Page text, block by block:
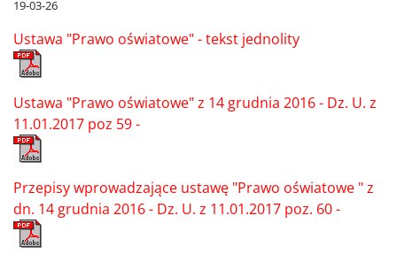
19-03-26
Ustawa "Prawo oświatowe" - tekst jednolity
Ustawa "Prawo oświatowe" z 14 grudnia 2016 - Dz. U. z
11.01.2017 poz 59 -
Przepisy wprowadzające ustawę "Prawo oświatowe " z
dn. 14 grudnia 2016 - Dz. U. z 11.01.2017 poz. 60 -